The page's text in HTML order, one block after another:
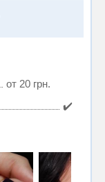
от 20 грн.
✔️